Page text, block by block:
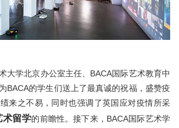
大学北京办公室主任、BACA国际艺术教育中
BACA的学生们送上了最真诚的祝福，盛赞疫
来之不易，同时也强调了英国应对疫情所采
术留学的前瞻性。接下来，BACA国际艺术学